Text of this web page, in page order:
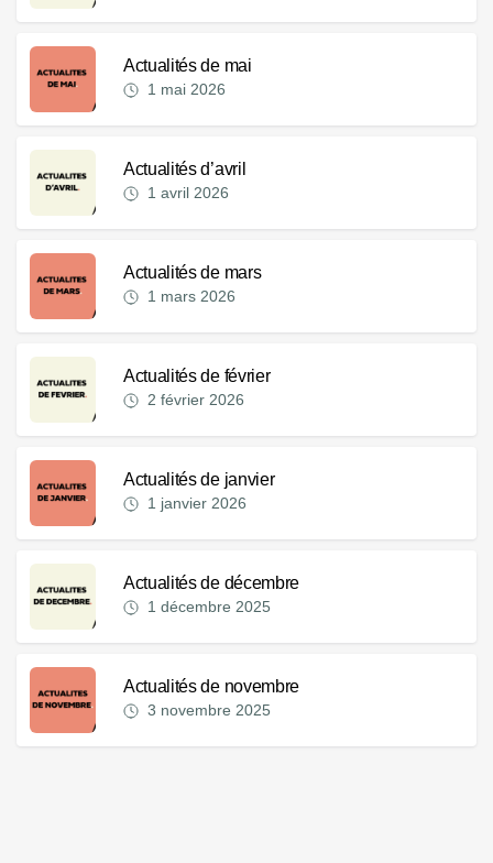
Actualités de mai
1 mai 2026
Actualités d’avril
1 avril 2026
Actualités de mars
1 mars 2026
Actualités de février
2 février 2026
Actualités de janvier
1 janvier 2026
Actualités de décembre
1 décembre 2025
Actualités de novembre
3 novembre 2025